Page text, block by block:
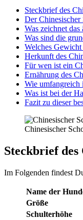
Steck­brief des
Der Chi­ne­si­scher
Was zeich­net
Was sind die
Wel­ches
Her­kunft des
Für wen ist ein
Ernäh­rung des
Wie umfang­reich
Was ist bei der
Fazit zu die­ser
Chi­ne­si­scher
Steck­brief des
Im Fol­gen­den fin­dest
Name der
Grö­ße
Schul­ter­hö­he